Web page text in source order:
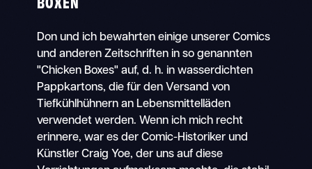
Don und ich bewahrten einige unserer Comics
und anderen Zeitschriften in so genannten
"Chicken Boxes" auf, d. h. in wasserdichten
Pappkartons, die für den Versand von
Tiefkühlhühnern an Lebensmittelläden
verwendet werden. Wenn ich mich recht
erinnere, war es der Comic-Historiker und
Künstler Craig Yoe, der uns auf diese